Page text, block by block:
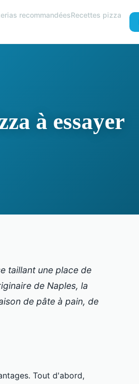
recommandéesRecettes pizza
à essayer
taillant une place de
de Naples, la
de pâte à pain, de
Tout d'abord,